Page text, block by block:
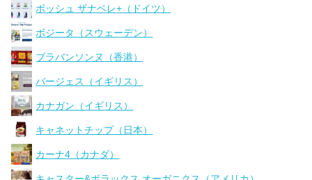
ボッシュ ザナベレ+（ドイツ）
ボジータ（スウェーデン）
ブラバンソンヌ（香港）
バージェス（イギリス）
カナガン（イギリス）
キャネットチップ（日本）
カーナ4（カナダ）